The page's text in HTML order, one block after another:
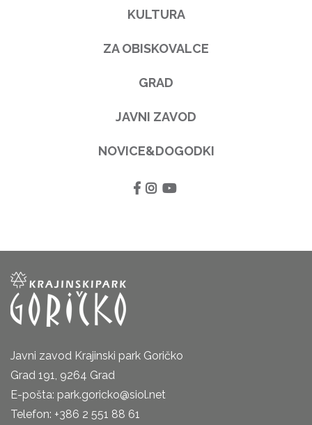
KULTURA
ZA OBISKOVALCE
GRAD
JAVNI ZAVOD
NOVICE&DOGODKI
Javni zavod Krajinski park Goričko
Grad 191, 9264 Grad
E-pošta: park.goricko@siol.net
Telefon: +386 2 551 88 61